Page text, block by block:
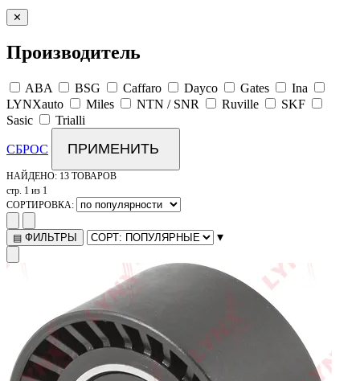
✕
Производитель
ABA BSG Caffaro Dayco Gates
Ina
LYNXauto
Miles NTN / SNR Ruville
SKF
Sasic
Trialli
СБРОС ПРИМЕНИТЬ
НАЙДЕНО: 13 ТОВАРОВ
стр. 1 из 1
СОРТИРОВКА:
▤ ФИЛЬТРЫ ▾